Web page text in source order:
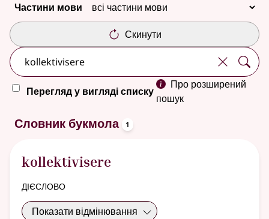
Частини мови
Скинути
Перегляд у вигляді списку
Про розширений
пошук
Один результат
Словник букмола 1
kollektivisere
дієслово
Показати відмінювання